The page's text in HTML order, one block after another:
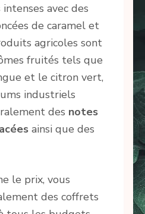
avec des
de caramel et
agricoles sont
fruités tels que
et le citron vert,
industriels
des notes
ainsi que des
le prix, vous
des coffrets